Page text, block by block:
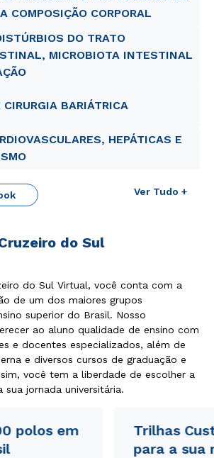
COMPOSIÇÃO CORPORAL
DO TRATO
MICROBIOTA INTESTINAL
CIRURGIA BARIÁTRICA
HEPÁTICAS E
Ver Tudo +
do Sul
do Sul Virtual, você conta com a
de um dos maiores grupos
superior do Brasil. Nosso
ao aluno qualidade de ensino com
e docentes especializados, além de
e diversos cursos de graduação e
você tem a liberdade de escolher a
jornada universitária.
polos em
Trilhas
para a sua